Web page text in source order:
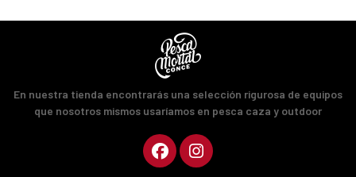
En nuestra tienda encontrarás una selección rigurosa de equipos
que nosotros mismos usaríamos en pesca caza y outdoor